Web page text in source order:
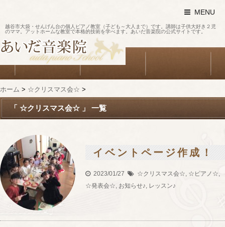
MENU
越谷市大袋・せんげん台の個人ピアノ教室（子ども～大人まで）です。講師は子供大好き２児
のママ。アットホームな教室で本格的技術を学べます。あいだ音楽院の公式サイトです。
ホーム > ☆クリスマス会☆ >
「 ☆クリスマス会☆ 」 一覧
イベントページ作成！
2023/01/27 ☆クリスマス会☆ ☆ピアノ☆
☆発表会☆ お知らせ♪ レッスン♪